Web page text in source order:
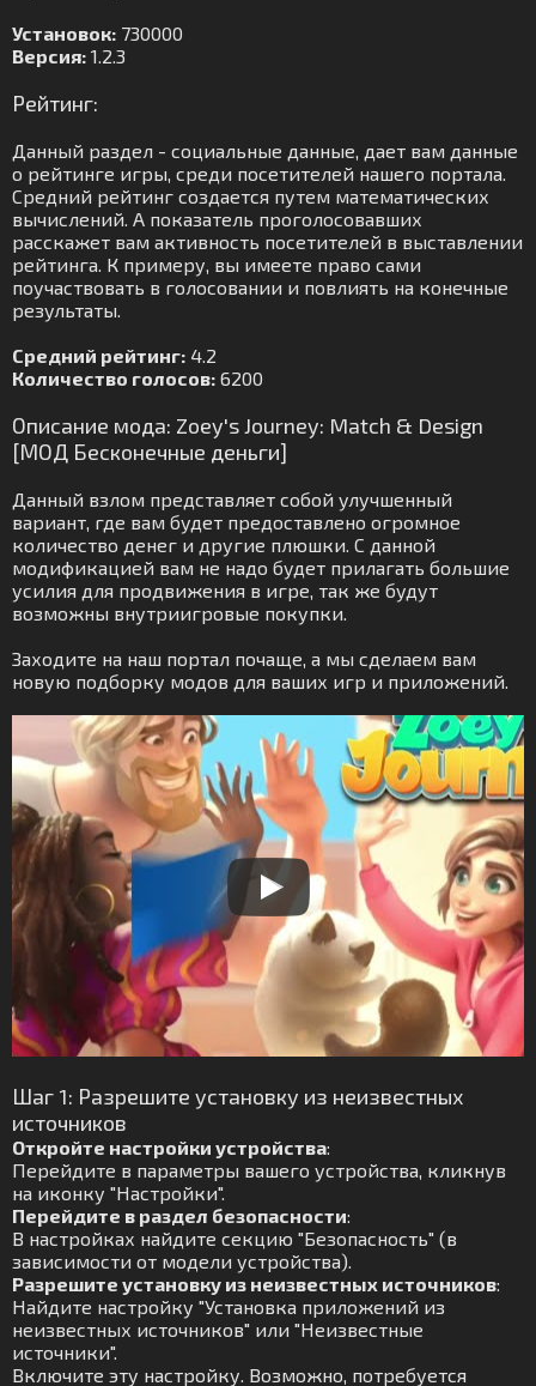
Установок: 730000
Версия: 1.2.3
Рейтинг:
Данный раздел - социальные данные, дает вам данные
о рейтинге игры, среди посетителей нашего портала.
Средний рейтинг создается путем математических
вычислений. А показатель проголосовавших
расскажет вам активность посетителей в выставлении
рейтинга. К примеру, вы имеете право сами
поучаствовать в голосовании и повлиять на конечные
результаты.
Средний рейтинг: 4.2
Количество голосов: 6200
Описание мода: Zoey's Journey: Match & Design
[МОД Бесконечные деньги]
Данный взлом представляет собой улучшенный
вариант, где вам будет предоставлено огромное
количество денег и другие плюшки. С данной
модификацией вам не надо будет прилагать большие
усилия для продвижения в игре, так же будут
возможны внутриигровые покупки.
Заходите на наш портал почаще, а мы сделаем вам
новую подборку модов для ваших игр и приложений.
Шаг 1: Разрешите установку из неизвестных
источников
Откройте настройки устройства:
Перейдите в параметры вашего устройства, кликнув
на иконку "Настройки".
Перейдите в раздел безопасности:
В настройках найдите секцию "Безопасность" (в
зависимости от модели устройства).
Разрешите установку из неизвестных источников:
Найдите настройку "Установка приложений из
неизвестных источников" или "Неизвестные
источники".
Включите эту настройку. Возможно, потребуется